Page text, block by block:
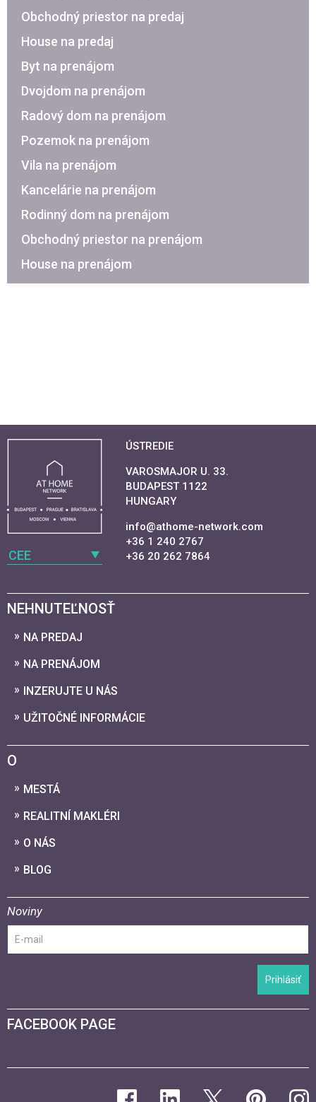
Obchodný priestor na predaj
House na predaj
Byt na prenájom
Dvojdom na prenájom
Radový dom na prenájom
Pozemok na prenájom
Vila na prenájom
Kancelárie na prenájom
Rodinný dom na prenájom
Obchodný priestor na prenájom
House na prenájom
CEE
ÚSTREDIE
VAROSMAJOR U. 33.
BUDAPEST 1122
HUNGARY
info@athome-network.com
+36 1 240 2767
+36 20 262 7864
NEHNUTEĽNOSŤ
NA PREDAJ
NA PRENÁJOM
INZERUJTE U NÁS
UŽITOČNÉ INFORMÁCIE
O
MESTÁ
REALITNÍ MAKLÉRI
O NÁS
BLOG
Noviny
Prihlásiť
FACEBOOK PAGE